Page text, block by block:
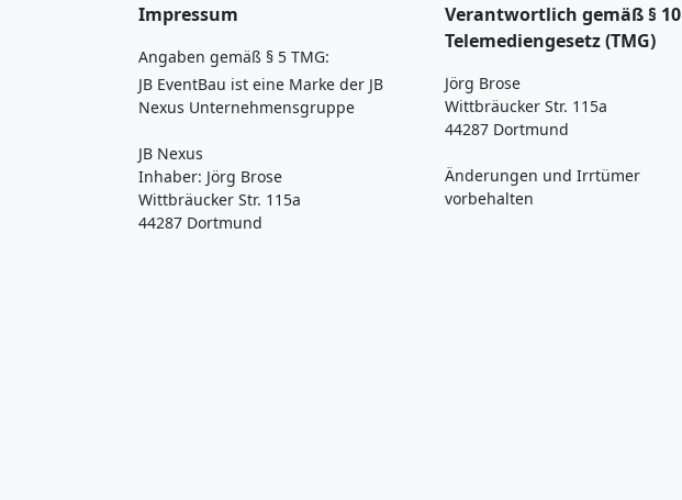
Impressum
Angaben gemäß § 5 TMG:
JB EventBau ist eine Marke der JB
Nexus Unternehmensgruppe
JB Nexus
Inhaber: Jörg Brose
Wittbräucker Str. 115a
44287 Dortmund
Verantwortlich gemäß § 10
Telemediengesetz (TMG)
Jörg Brose
Wittbräucker Str. 115a
44287 Dortmund
Änderungen und Irrtümer
vorbehalten